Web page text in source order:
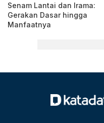
Senam Lantai dan Irama:
Gerakan Dasar hingga
Manfaatnya